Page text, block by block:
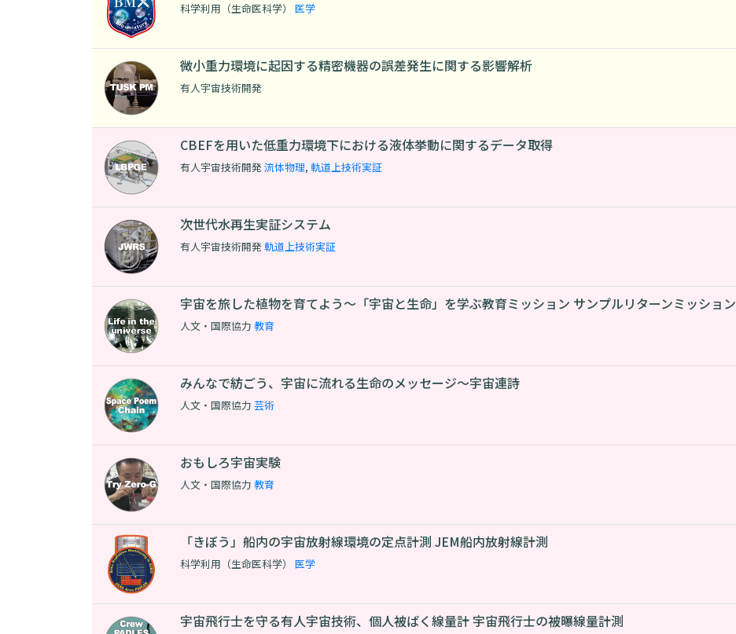
科学利用（生命医科学） 医学
微小重力環境に起因する精密機器の誤差発生に関する影響解析
有人宇宙技術開発
CBEFを用いた低重力環境下における液体挙動に関するデータ取得
有人宇宙技術開発流体物理, 軌道上技術実証
次世代水再生実証システム
有人宇宙技術開発軌道上技術実証
宇宙を旅した植物を育てよう～「宇宙と生命」を学ぶ教育ミッション サンプルリターンミッション
人文・国際協力 教育
みんなで紡ごう、宇宙に流れる生命のメッセージ～宇宙連詩
人文・国際協力 芸術
おもしろ宇宙実験
人文・国際協力 教育
「きぼう」船内の宇宙放射線環境の定点計測 JEM船内放射線計測
科学利用（生命医科学） 医学
宇宙飛行士を守る有人宇宙技術、個人被ばく線量計 宇宙飛行士の被曝線量計測